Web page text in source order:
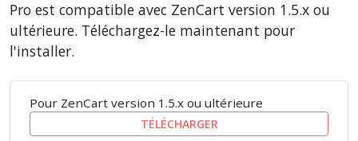
Pro est compatible avec ZenCart version 1.5.x ou
ultérieure. Téléchargez-le maintenant pour
l'installer.
Pour ZenCart version 1.5.x ou ultérieure
TÉLÉCHARGER